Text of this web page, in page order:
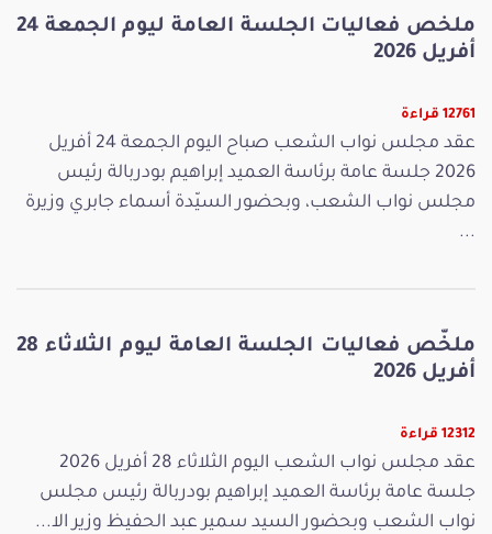
ملخص فعاليات الجلسة العامة ليوم الجمعة 24
أفريل 2026
12761 قراءة
عقد مجلس نواب الشعب صباح اليوم الجمعة 24 أفريل
2026 جلسة عامة برئاسة العميد إبراهيم بودربالة رئيس
مجلس نواب الشعب، وبحضور السيّدة أسماء جابري وزيرة
...
ملخّص فعاليات الجلسة العامة ليوم الثلاثاء 28
أفريل 2026
12312 قراءة
عقد مجلس نواب الشعب اليوم الثلاثاء 28 أفريل 2026
جلسة عامة برئاسة العميد إبراهيم بودربالة رئيس مجلس
نواب الشعب وبحضور السيد سمير عبد الحفيظ وزير الا...